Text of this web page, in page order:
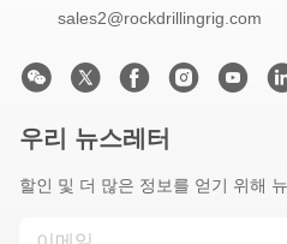
sales2@rockdrillingrig.com
우리 뉴스레터
할인 및 더 많은 정보를 얻기 위해